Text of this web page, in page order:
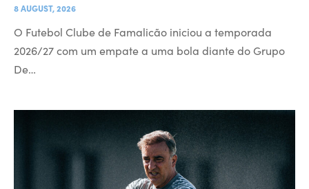
8 AUGUST, 2026
O Futebol Clube de Famalicão iniciou a temporada
2026/27 com um empate a uma bola diante do Grupo
De…